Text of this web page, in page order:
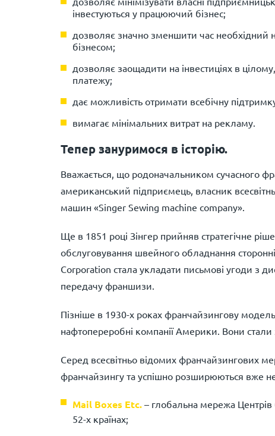
інвестуються у працюючий бізнес;
дозволяє значно зменшити час необхідний
бізнесом;
дозволяє заощадити на інвестиціях в
платежу;
дає можливість отримати всебічну
вимагає мінімальних витрат на рекламу.
Тепер зануримося в історію.
Вважається, що родоначальником сучасного
американський підприємець, власник
машин «Singer Sewing machine company».
Ще в 1851 році Зінгер прийняв стратегічне
обслуговування швейного обладнання
Corporation стала укладати письмові угоди з
передачу франшизи.
Пізніше в 1930-х роках франчайзингову
нафтопереробні компанії Америки. Вони стали
Серед всесвітньо відомих франчайзингових
франчайзингу та успішно розширюються вже
Mail Boxes Etc. – глобальна мережа Центрів
52-х країнах;